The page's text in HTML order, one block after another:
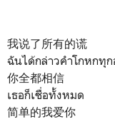
我说了所有的谎
ฉันได้กล่าวคำโกหกทุ
你全都相信
เธอก็เชื่อทั้งหมด
简单的我爱你